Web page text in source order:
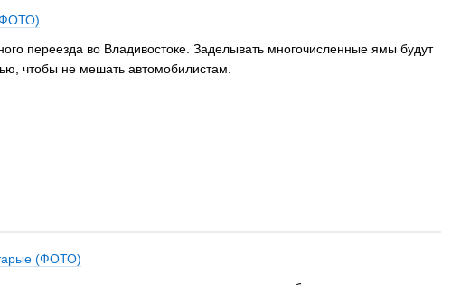
переезда во Владивостоке. Заделывать многочисленные ямы будут
чтобы не мешать автомобилистам.
(ФОТО)